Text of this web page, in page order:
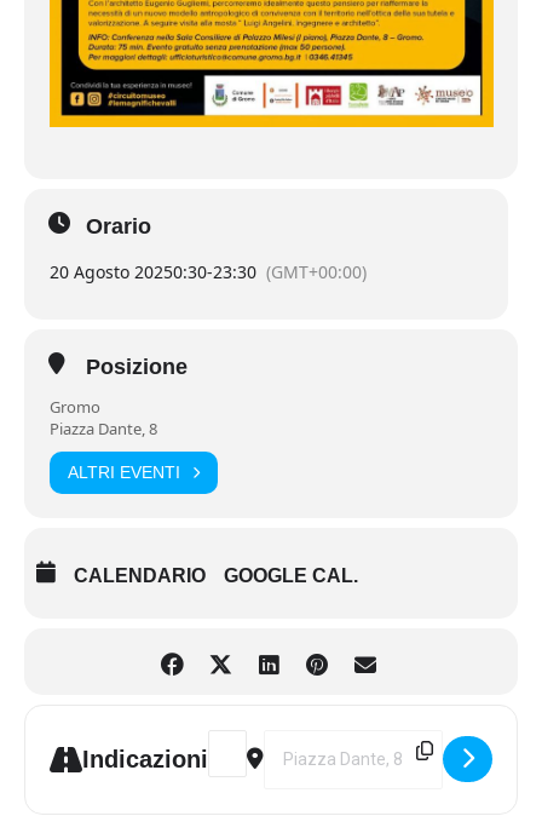
Orario
20 Agosto 20250:30-23:30 (GMT+00:00)
Posizione
Gromo
Piazza Dante, 8
ALTRI EVENTI
CALENDARIO GOOGLE CAL.
Indicazioni
Address - II edizione "Musei che
Destination Address - II